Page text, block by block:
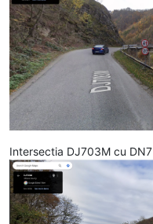
Intersectia DJ703M cu DN7